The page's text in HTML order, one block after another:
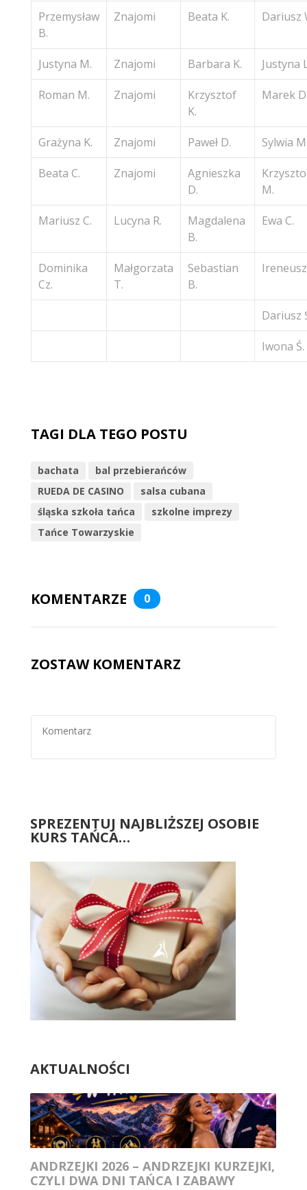
Przemysław
B.
Znajomi Beata K. Dariusz
Justyna M. Znajomi Barbara K. Justyna
Roman M. Znajomi
Krzysztof
K.
Marek
Grażyna K. Znajomi Paweł D. Sylwia
Beata C. Znajomi
Agnieszka
D.
M.
Mariusz C. Lucyna R.
Magdalena
B.
Ewa C.
Dominika
Cz.
Małgorzata
T.
Sebastian
B.
Dariusz
Iwona Ś.
TAGI DLA TEGO POSTU
bachata
bal przebierańców
RUEDA DE CASINO
salsa cubana
śląska szkoła tańca
szkolne imprezy
Tańce Towarzyskie
KOMENTARZE 0
ZOSTAW KOMENTARZ
SPREZENTUJ NAJBLIŻSZEJ OSOBIE
KURS TAŃCA…
AKTUALNOŚCI
ANDRZEJKI 2026 – ANDRZEJKI KURZEJKI,
CZYLI DWA DNI TAŃCA I ZABAWY